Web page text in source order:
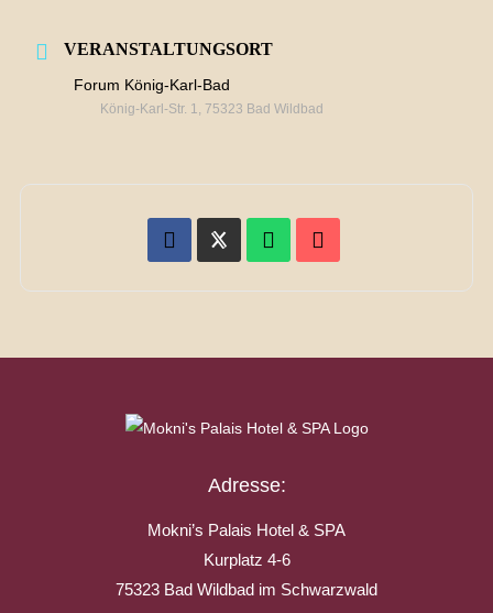
VERANSTALTUNGSORT
Forum König-Karl-Bad
König-Karl-Str. 1, 75323 Bad Wildbad
Adresse:
Mokni’s Palais Hotel & SPA
Kurplatz 4-6
75323 Bad Wildbad im Schwarzwald